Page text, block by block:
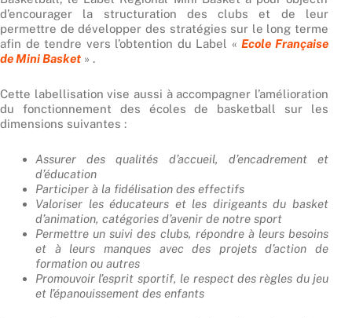
d’encourager la structuration des clubs et de leur
permettre de développer des stratégies sur le long terme
afin de tendre vers l’obtention du Label «Ecole Française
de Mini Basket » .
Cette labellisation vise aussi à accompagner l’amélioration
du fonctionnement des écoles de basketball sur les
dimensions suivantes :
Assurer des qualités d’accueil, d’encadrement et
d’éducation
Participer à la fidélisation des effectifs
Valoriser les éducateurs et les dirigeants du basket
d’animation, catégories d’avenir de notre sport
Permettre un suivi des clubs, répondre à leurs besoins
et à leurs manques avec des projets d’action de
formation ou autres
Promouvoir l’esprit sportif, le respect des règles du jeu
et l’épanouissement des enfants